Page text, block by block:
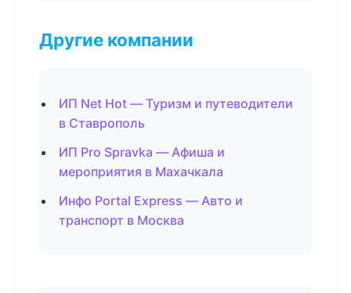
Другие компании
ИП Net Hot — Туризм и путеводители
в Ставрополь
ИП Pro Spravka — Афиша и
мероприятия в Махачкала
Инфо Portal Express — Авто и
транспорт в Москва